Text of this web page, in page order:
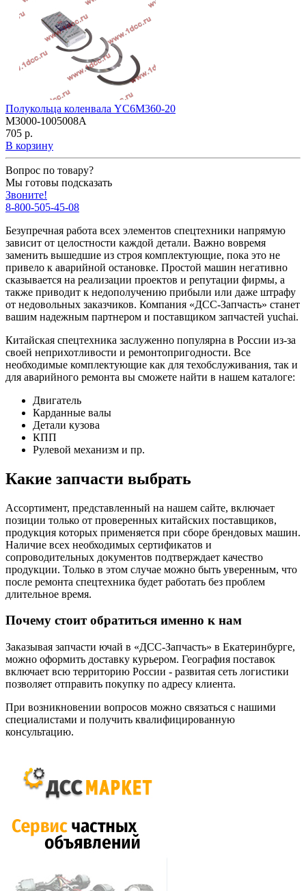
Полукольца коленвала YC6M360-20
M3000-1005008A
705 р.
В корзину
Вопрос по товару?
Мы готовы подсказать
Звоните!
8-800-505-45-08
Безупречная работа всех элементов спецтехники напрямую
зависит от целостности каждой детали. Важно вовремя
заменить вышедшие из строя комплектующие, пока это не
привело к аварийной остановке. Простой машин негативно
сказывается на реализации проектов и репутации фирмы, а
также приводит к недополучению прибыли или даже штрафу
от недовольных заказчиков. Компания «ДСС-Запчасть» станет
вашим надежным партнером и поставщиком запчастей yuchai.
Китайская спецтехника заслуженно популярна в России из-за
своей неприхотливости и ремонтопригодности. Все
необходимые комплектующие как для техобслуживания, так и
для аварийного ремонта вы сможете найти в нашем каталоге:
Двигатель
Карданные валы
Детали кузова
КПП
Рулевой механизм и пр.
Какие запчасти выбрать
Ассортимент, представленный на нашем сайте, включает
позиции только от проверенных китайских поставщиков,
продукция которых применяется при сборе брендовых машин.
Наличие всех необходимых сертификатов и
сопроводительных документов подтверждает качество
продукции. Только в этом случае можно быть уверенным, что
после ремонта спецтехника будет работать без проблем
длительное время.
Почему стоит обратиться именно к нам
Заказывая запчасти ючай в «ДСС-Запчасть» в Екатеринбурге,
можно оформить доставку курьером. География поставок
включает всю территорию России - развитая сеть логистики
позволяет отправить покупку по адресу клиента.
При возникновении вопросов можно связаться с нашими
специалистами и получить квалифицированную
консультацию.